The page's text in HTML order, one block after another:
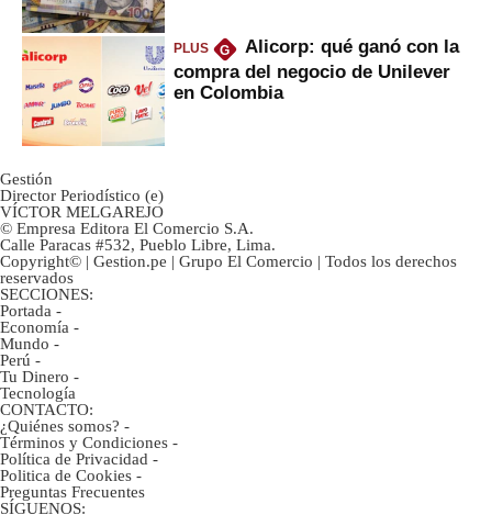
PLUS G
Alicorp: qué ganó con la
compra del negocio de Unilever
en Colombia
Gestión
Director Periodístico (e)
VÍCTOR MELGAREJO
© Empresa Editora El Comercio S.A.
Calle Paracas #532, Pueblo Libre, Lima.
Copyright© | Gestion.pe | Grupo El Comercio | Todos los derechos
reservados
SECCIONES:
Portada -
Economía -
Mundo -
Perú -
Tu Dinero -
Tecnología
CONTACTO:
¿Quiénes somos? -
Términos y Condiciones -
Política de Privacidad -
Politica de Cookies -
Preguntas Frecuentes
SÍGUENOS: